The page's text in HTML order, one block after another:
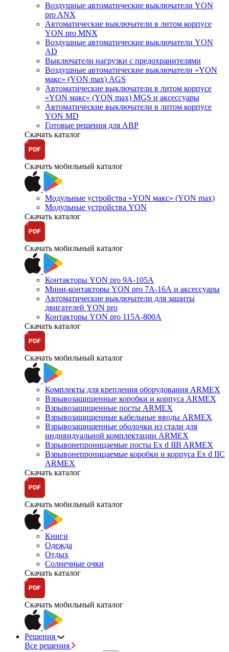
Воздушные автоматические выключатели YON
pro ANX
Автоматические выключатели в литом корпусе
YON pro MNX
Воздушные автоматические выключатели YON
AD
Выключатели нагрузки с предохранителями
Воздушные автоматические выключатели «YON
макс» (YON max) AGS
Автоматические выключатели в литом корпусе
«YON макс» (YON max) MGS и аксессуары
Автоматические выключатели в литом корпусе
YON MD
Готовые решения для АВР
Скачать каталог
Скачать мобильный каталог
Модульные устройства «YON макс» (YON max)
Модульные устройства YON
Скачать каталог
Скачать мобильный каталог
Контакторы YON pro 9А-105А
Мини-контакторы YON pro 7А-16А и аксессуары
Автоматические выключатели для защиты
двигателей YON pro
Контакторы YON pro 115А-800А
Скачать каталог
Скачать мобильный каталог
Комплекты для крепления оборудования ARMEX
Взрывозащищенные коробки и корпуса ARMEX
Взрывозащищенные посты ARMEX
Взрывозащищенные кабельные вводы ARMEX
Взрывозащищенные оболочки из стали для
индивидуальной комплектации ARMEX
Взрывонепроницаемые посты Ex d IIB ARMEX
Взрывонепроницаемые коробки и корпуса Ex d IIС
ARMEX
Скачать каталог
Скачать мобильный каталог
Книги
Одежда
Отдых
Солнечные очки
Скачать каталог
Скачать мобильный каталог
Решения
Все решения